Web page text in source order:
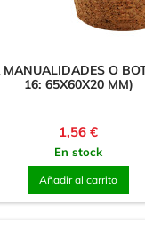
MANUALIDADES O
16: 65X60X20 MM)
Precio
1,56 €
En stock
Añadir al carrito